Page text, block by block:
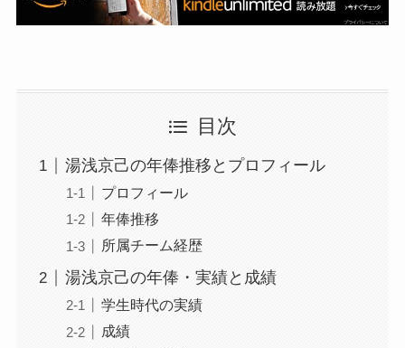
目次
湯浅京己の年俸推移とプロフィール
プロフィール
年俸推移
所属チーム経歴
湯浅京己の年俸・実績と成績
学生時代の実績
成績